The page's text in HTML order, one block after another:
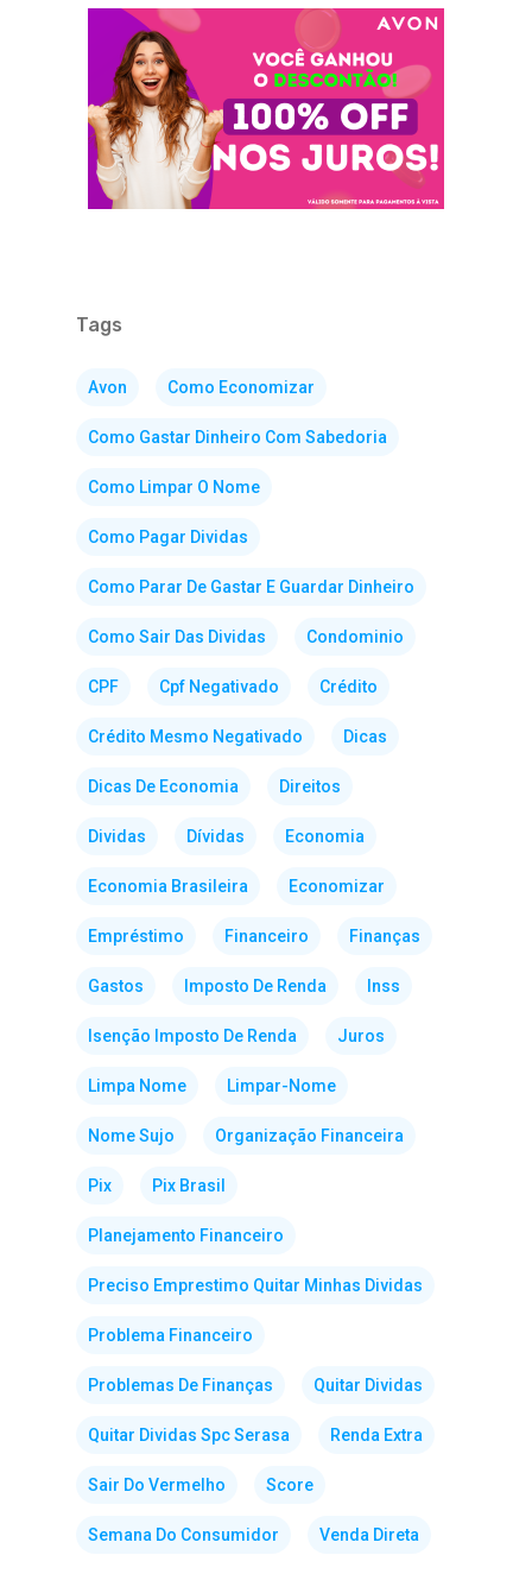
Tags
Avon Como Economizar
Como Gastar Dinheiro Com Sabedoria
Como Limpar O Nome
Como Pagar Dividas
Como Parar De Gastar E Guardar Dinheiro
Como Sair Das Dividas Condominio
CPF Cpf Negativado Crédito
Crédito Mesmo Negativado Dicas
Dicas De Economia Direitos
Dividas Dívidas Economia
Economia Brasileira Economizar
Empréstimo Financeiro Finanças
Gastos Imposto De Renda Inss
Isenção Imposto De Renda Juros
Limpa Nome Limpar-Nome
Nome Sujo Organização Financeira
Pix Pix Brasil
Planejamento Financeiro
Preciso Emprestimo Quitar Minhas Dividas
Problema Financeiro
Problemas De Finanças Quitar Dividas
Quitar Dividas Spc Serasa Renda Extra
Sair Do Vermelho Score
Semana Do Consumidor Venda Direta